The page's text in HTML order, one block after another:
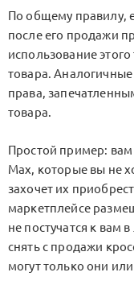
По общему правилу,
после его продажи
использование
товара. Аналогичные
права,
товара.
Простой пример: вам
Max, которые вы не
захочет их
маркетплейсе
не постучатся к вам
снять с продажи
могут только они или